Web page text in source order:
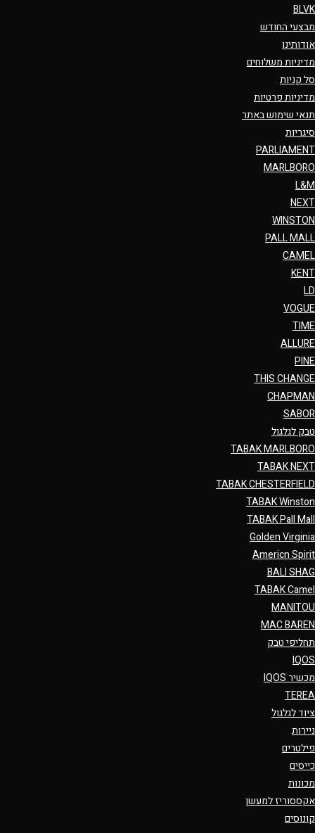
BLVK
מבצעי החודש
אודותינו
מדיניות משלוחים
סל קניות
מדיניות פרטיות
תנאי שימוש באתר
סיגריות
PARLIAMENT
MARLBORO
L&M
NEXT
WINSTON
PALL MALL
CAMEL
KENT
LD
VOGUE
TIME
ALLURE
PINE
THIS CHANGE
CHAPMAN
SABOR
טבק לגלגול
TABAK MARLBORO
TABAK NEXT
TABAK CHESTERFIELD
TABAK Winston
TABAK Pall Mall
Golden Virginia
Americn Spirit
BALI SHAG
TABAK Camel
MANITOU
MAC BAREN
תחליפי טבק
IQOS
מכשיר IQOS
TEREA
ציוד לגלגול
ניירות
פילטרים
כייסים
מכונות
אקססוריז למעשן
קונוסים